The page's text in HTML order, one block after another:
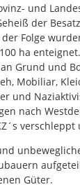
und
der
Folge
ha
Grund und
Mobiliar,
und
nach
Güter.